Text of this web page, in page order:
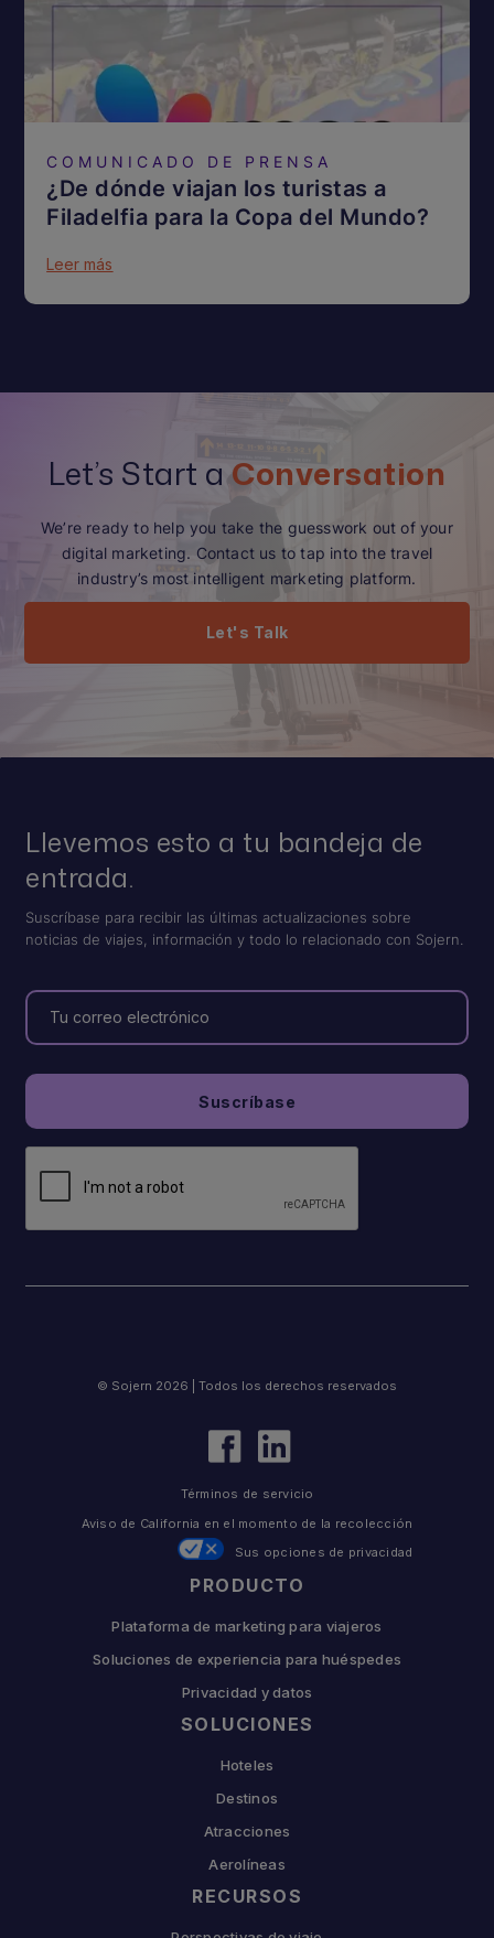
COMUNICADO DE PRENSA
¿De dónde viajan los turistas a
Filadelfia para la Copa del Mundo?
Leer más
Let’s Start a Conversation
We’re ready to help you take the guesswork out of your
digital marketing. Contact us to tap into the travel
industry’s most intelligent marketing platform.
Let's Talk
Llevemos esto a tu bandeja de
entrada.
Suscríbase para recibir las últimas actualizaciones sobre
noticias de viajes, información y todo lo relacionado con Sojern.
PRODUCTO
Plataforma de marketing para viajeros
Soluciones de experiencia para huéspedes
Privacidad y datos
SOLUCIONES
Hoteles
Destinos
Atracciones
Aerolíneas
RECURSOS
© Sojern 2026 | Todos los derechos reservados
Términos de servicio
Aviso de California en el momento de la recolección
Sus opciones de privacidad